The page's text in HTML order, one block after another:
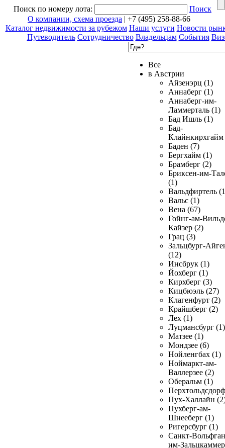
Поиск по номеру лота:
Поиск
О компании, схема проезда | +7 (495) 258-88-66
Каталог недвижимости за рубежом Наши услуги Новости
Путеводитель Сотрудничество Владельцам События
Все
в Австрии
Айзенэрц (1)
Аннаберг (1)
Аннаберг-им-
Ламмерталь (1)
Бад Ишль (1)
Бад-
Клайнкирхгайм
Баден (7)
Бергхайм (1)
Брамберг (2)
Бриксен-им-
(1)
Вальдфиртель
Вальс (1)
Вена (67)
Гойнг-ам-
Кайзер (2)
Грац (3)
Зальцбург-
(12)
Инсбрук (1)
Йохберг (1)
Кирхберг (3)
Кицбюэль (27)
Клагенфурт (2)
Крайшберг (2)
Лех (1)
Луцмансбург (1)
Матзее (1)
Мондзее (6)
Нойленгбах (1)
Ноймаркт-ам-
Валлерзее (2)
Оберальм (1)
Пух-Халлайн
Пухберг-ам-
Шнееберг (1)
Ригерсбург (1)
Санкт-
им-